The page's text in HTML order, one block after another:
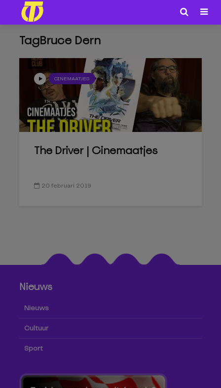
TagBruce Dern
CINEMAATJES
The Driver | Cinemaatjes
20 februari 2019
Nieuws
Nieuws
Cultuur
Sport